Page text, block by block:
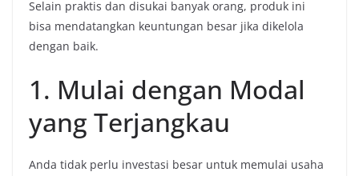
Selain praktis dan disukai banyak orang, produk ini
bisa mendatangkan keuntungan besar jika dikelola
dengan baik.
1. Mulai dengan Modal
yang Terjangkau
Anda tidak perlu investasi besar untuk memulai usaha